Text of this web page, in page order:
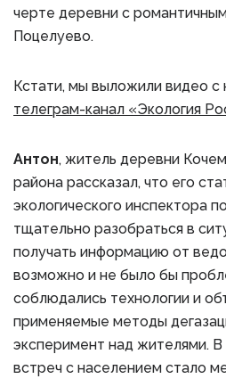
черте деревни с
Поцелуево.
Кстати, мы выложили видео с
телеграм-канал «Экология
Антон, житель деревни
района рассказал, что его
экологического инспектора
тщательно разобраться в
получать информацию от
возможно и не было бы
соблюдались технологии и
применяемые методы
эксперимент над жителями.
встреч с населением стало